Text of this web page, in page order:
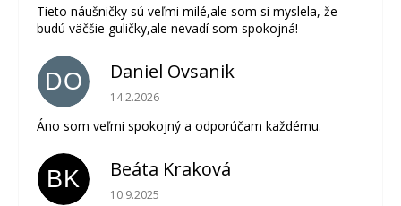
Tieto náušničky sú veľmi milé,ale som si myslela, že
budú väčšie guličky,ale nevadí som spokojná!
DO Daniel Ovsanik
Hodnotenie obchodu je 5 z 5 hviezdičiek.
14.2.2026
Áno som veľmi spokojný a odporúčam každému.
BK Beáta Kraková
Hodnotenie obchodu je 5 z 5 hviezdičiek.
10.9.2025